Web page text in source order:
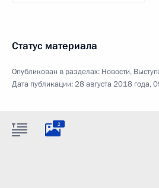
Статус материала
Опубликован в разделах: Новости,
Дата публикации:28 августа 2018 года,
2